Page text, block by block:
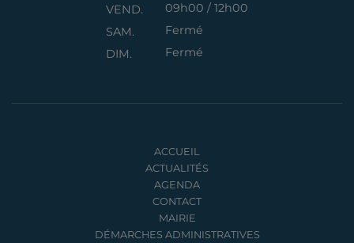
VEND.
09h00 / 12h00
SAM.
Fermé
DIM.
Fermé
ACCUEIL
ACTUALITÉS
AGENDA
CONTACT
MAIRIE
DÉMARCHES ADMINISTRATIVES